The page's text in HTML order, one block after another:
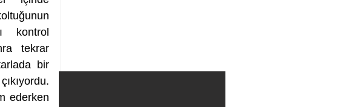
kontrol
tekrar
bir
ederken